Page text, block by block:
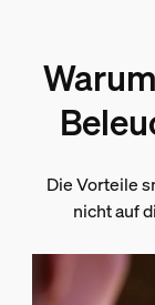
Die Vorteile
nicht auf